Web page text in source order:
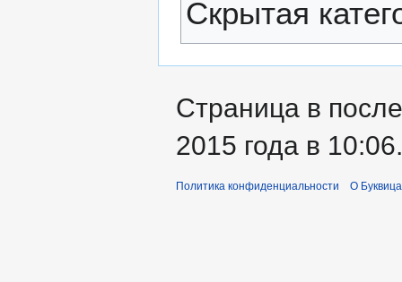
Скрытая
Страница в
2015 года в 10:06.
Политика конфиденциальности О Буквица